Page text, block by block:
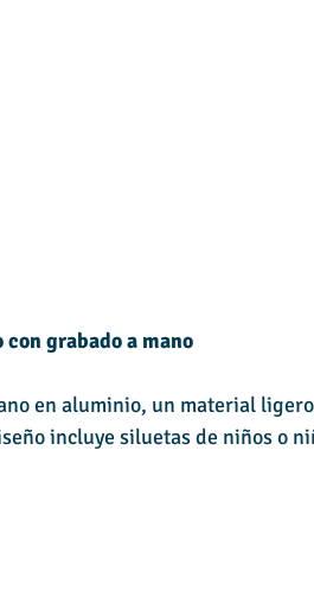
grabado a mano
en aluminio, un material
incluye siluetas de niños o